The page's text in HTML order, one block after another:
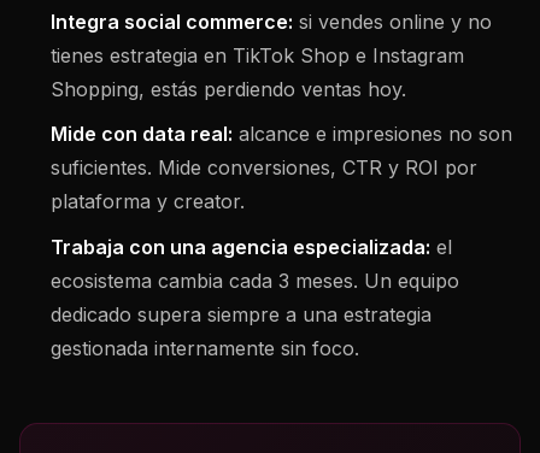
Integra social commerce: si vendes online y no
tienes estrategia en TikTok Shop e Instagram
Shopping, estás perdiendo ventas hoy.
Mide con data real: alcance e impresiones no son
suficientes. Mide conversiones, CTR y ROI por
plataforma y creator.
Trabaja con una agencia especializada: el
ecosistema cambia cada 3 meses. Un equipo
dedicado supera siempre a una estrategia
gestionada internamente sin foco.